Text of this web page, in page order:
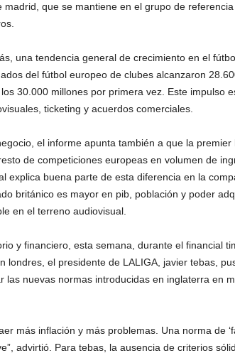
madrid, que se mantiene en el grupo de
una tendencia general de crecimiento en el
del fútbol europeo de clubes alcanzaron
30.000 millones por primera vez. Este impulso
ticketing y acuerdos comerciales.
el informe apunta también a que la premier
de competiciones europeas en volumen de
explica buena parte de esta diferencia en la
británico es mayor en pib, población y poder
en el terreno audiovisual.
y financiero, esta semana, durante el financial
londres, el presidente de LALIGA, javier tebas,
las nuevas normas introducidas en inglaterra en
más inflación y más problemas. Una norma de
advirtió. Para tebas, la ausencia de criterios